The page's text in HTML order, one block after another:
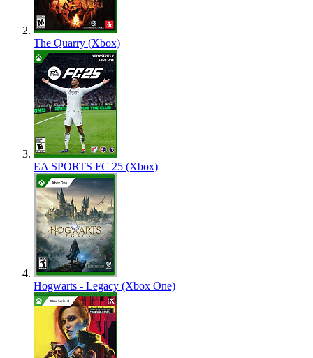
The Quarry (Xbox)
EA SPORTS FC 25 (Xbox)
Hogwarts - Legacy (Xbox One)